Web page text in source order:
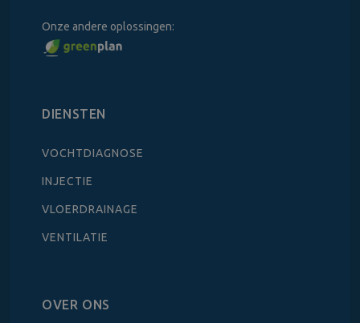
Onze andere oplossingen:
DIENSTEN
VOCHTDIAGNOSE
INJECTIE
VLOERDRAINAGE
VENTILATIE
OVER ONS